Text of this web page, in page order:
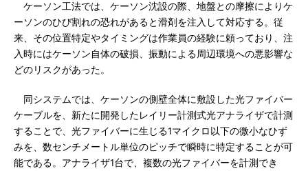
ケーソン工法では、ケーソン沈設の際、地盤との摩擦によりケ
ーソンのひび割れの恐れがあると滑剤を注入して対応する。従
来、その位置特定やタイミングは作業員の経験に頼っており、注
入時にはケーソン自体の破損、振動による周辺環境への悪影響な
どのリスクがあった。
同システムでは、ケーソンの側壁全体に敷設した光ファイバー
ケーブルを、新たに開発したレイリー計測式光アナライザで計測
することで、光ファイバーに生じる1マイクロ以下の微小なひず
みを、数センチメートル単位のピッチで瞬時に特定することが可
能である。アナライザ1台で、複数の光ファイバーを計測でき